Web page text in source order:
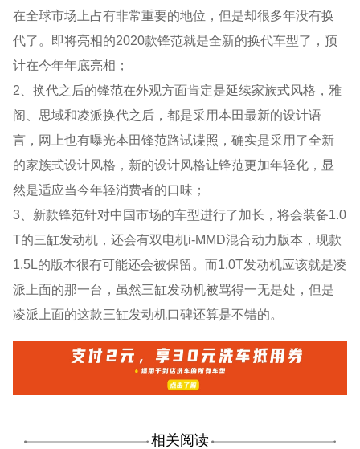
在全球市场上占有非常重要的地位，但是却很多年没有换
代了。即将亮相的2020款锋范就是全新的换代车型了，预
计在今年年底亮相；
2、换代之后的锋范在外观方面肯定是延续家族式风格，雅
阁、思域和凌派换代之后，都是采用本田最新的设计语
言，网上也有曝光本田锋范路试谍照，确实是采用了全新
的家族式设计风格，新的设计风格让锋范更加年轻化，显
然是适应当今年轻消费者的口味；
3、新款锋范针对中国市场的车型进行了加长，将会装备1.0
T的三缸发动机，还会有双电机i-MMD混合动力版本，现款
1.5L的版本很有可能还会被保留。而1.0T发动机应该就是凌
派上面的那一台，虽然三缸发动机被骂得一无是处，但是
凌派上面的这款三缸发动机口碑还算是不错的。
相关阅读